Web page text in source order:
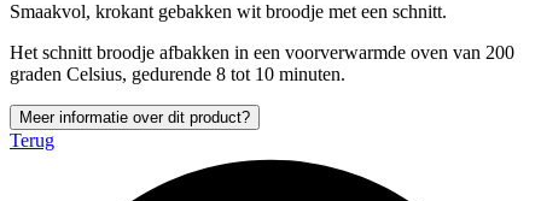
Smaakvol, krokant gebakken wit broodje met een schnitt.
Het schnitt broodje afbakken in een voorverwarmde oven van 200
graden Celsius, gedurende 8 tot 10 minuten.
Meer informatie over dit product?
Terug